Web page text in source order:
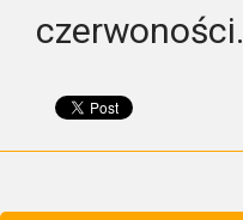
czerwoności.